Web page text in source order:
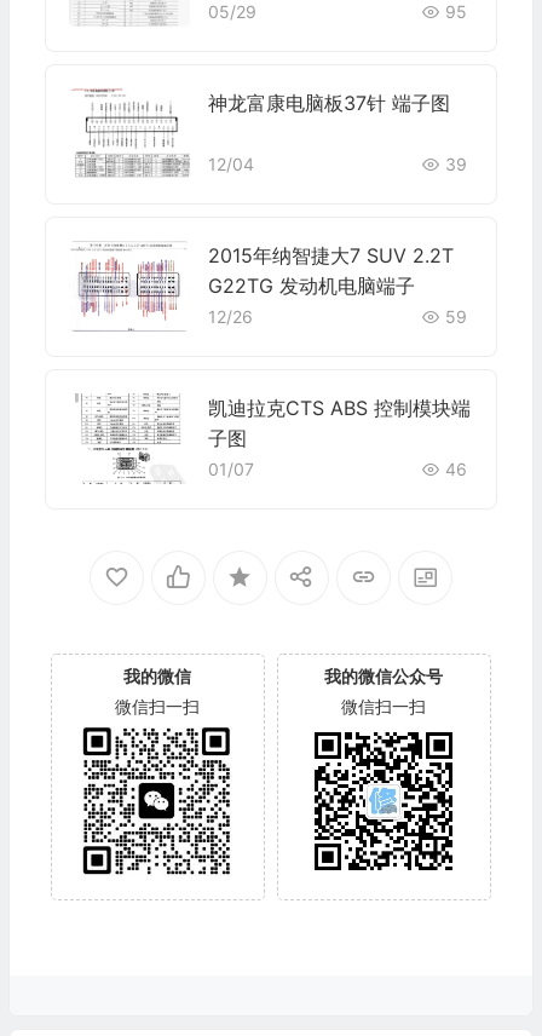
05/29 95
神龙富康电脑板37针 端子图
12/04 39
2015年纳智捷大7 SUV 2.2T
G22TG 发动机电脑端子
12/26 59
凯迪拉克CTS ABS 控制模块端
子图
01/07 46
我的微信
微信扫一扫
我的微信公众号
微信扫一扫